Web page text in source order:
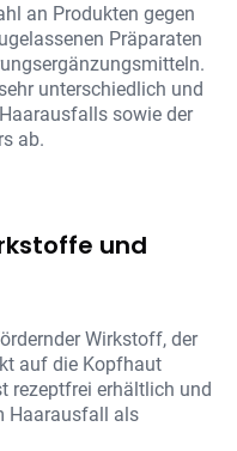
an Produkten gegen
Präparaten
unterschiedlich und
sowie der
ab.
und
Wirkstoff, der
auf die Kopfhaut
rezeptfrei erhältlich und
Haarausfall als